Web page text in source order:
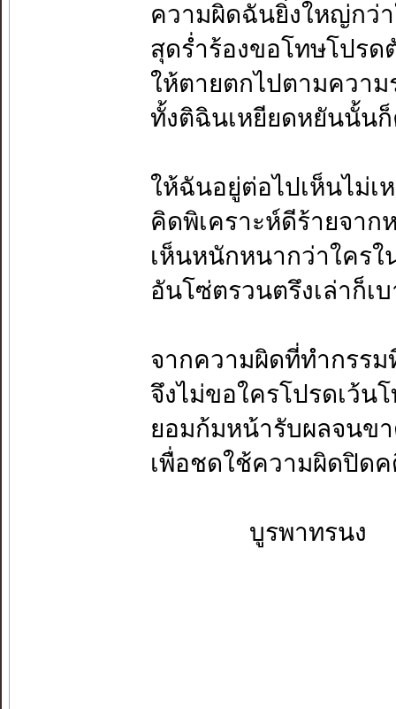
ความผิดฉันยิ่งใหญ่กว่า
สุดร่ำร้องขอโทษโปรด
ให้ตายตกไปตามความ
ทั้งติฉินเหยียดหยันนั้น
ให้ฉันอยู่ต่อไปเห็นไม่เ
คิดพิเคราะห์ดีร้ายจาก
เห็นหนักหนากว่าใครใ
อันโซ่ตรวนตรึงเล่าก็เ
จากความผิดที่ทำกรรม
จึงไม่ขอใครโปรดเว้น
ยอมก้มหน้ารับผลจนข
เพื่อชดใช้ความผิดปิด
บูรพาทรนง